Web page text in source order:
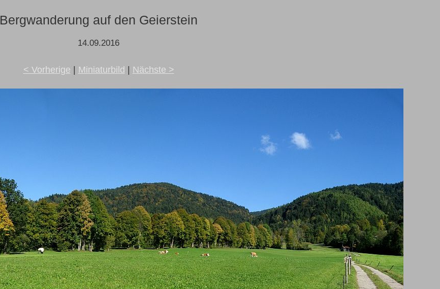
Bergwanderung auf den Geierstein
14.09.2016
< Vorherige | Miniaturbild | Nächste >